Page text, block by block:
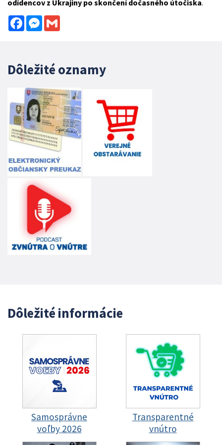
odídencov z Ukrajiny po skončení dočasného útočiska.
FacebookMessenger
Dôležité oznamy
Dôležité informácie
Samosprávne
voľby 2026
Transparentné
vnútro